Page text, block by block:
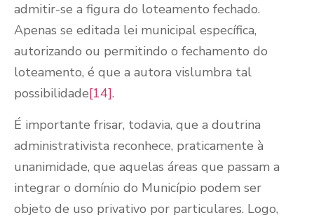
admitir-se a figura do loteamento fechado.
Apenas se editada lei municipal específica,
autorizando ou permitindo o fechamento do
loteamento, é que a autora vislumbra tal
possibilidade[14].
É importante frisar, todavia, que a doutrina
administrativista reconhece, praticamente à
unanimidade, que aquelas áreas que passam a
integrar o domínio do Município podem ser
objeto de uso privativo por particulares. Logo,